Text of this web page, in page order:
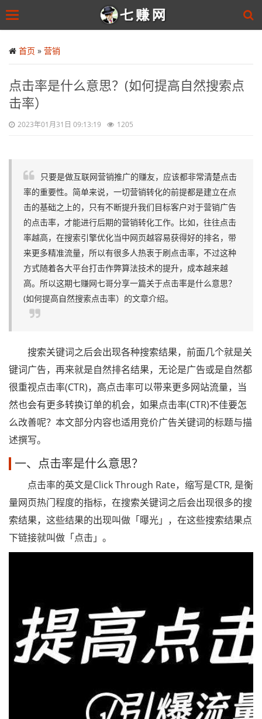
to
main
Toggle
首页 » 营销
点击率是什么意思？(如何提高自然搜索点
击率）
2023年01月31日 09:13:19 1205
只要是做互联网营销推广的赚友，应该都非常清楚点击
率的重要性。简单来说，一切营销转化的前提都是建立在点
击的基础之上的，只有不断提升我们目标客户对于营销广告
的点击率，才能进行后期的营销转化工作。比如，往往点击
率越高，在搜索引擎优化当中网页越容易获得好的排名，带
来更多精准流量，所以有很多人热衷于刷点击率，不过这种
方式随着各大平台打击作弊算法技术的提升，成本越来越
高。所以这期七赚网七哥分享一篇关于点击率是什么意思？
(如何提高自然搜索点击率）的文章介绍。
搜索关键词之后会出现各种搜索结果，前面几个就是关
键词广告，再来就是自然排名结果，无论是广告或是自然都
很重视点击率(CTR)，高点击率可以带来更多网站流量，当
然也会有更多转换订单的机会，如果点击率(CTR)不佳要怎
么改善呢？本文部分内容也适用竞价广告关键词的标题与描
述撰写。
一、点击率是什么意思？
点击率的英文是Click Through Rate，缩写是CTR, 是衡
量网页热门程度的指标，在搜索关键词之后会出现很多的搜
索结果，这些结果的出现叫做「曝光」，在这些搜索结果点
下链接就叫做「点击」。